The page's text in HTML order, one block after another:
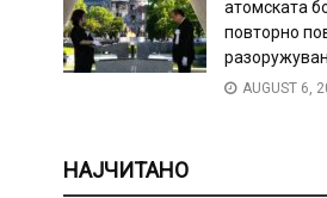
атомската
повторно
AUGUST 6,
НАЈЧИТАНО